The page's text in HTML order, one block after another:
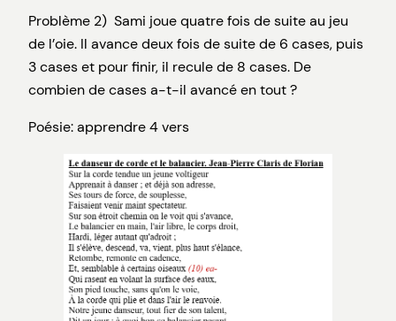
Problème 2) Sami joue quatre fois de suite au jeu
de l’oie. Il avance deux fois de suite de 6 cases, puis
3 cases et pour finir, il recule de 8 cases. De
combien de cases a-t-il avancé en tout ?
Poésie: apprendre 4 vers